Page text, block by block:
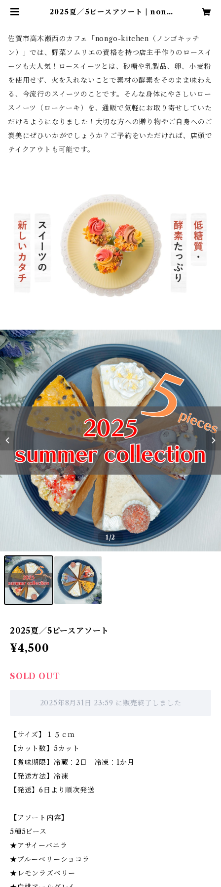
2025夏／5ピースアソート | nong
佐賀市高木瀬西のカフェ「nongo-kitchen（ノンゴキッチ
ン）」では、野菜ソムリエの資格を持つ店主手作りのロースイ
ーツも大人気！ロースイーツとは、砂糖や乳製品、卵、小麦粉
を使用せず、火を入れないことで素材の酵素をそのまま味わえ
る、今流行のスイーツのことです。そんな身体にやさしいロー
スイーツ（ローケーキ）を、通販で気軽にお取り寄せしていた
だけるようになりました！大切な方への贈り物やご自身へのご
褒美にぜひいかがでしょうか？ご予約をいただければ、店頭で
テイクアウトも可能です。
1 /2
2025夏／5ピースアソート
¥4,500
SOLD OUT
2025年8月31日 23:59 に販売終了しました
【サイズ】１５ｃｍ
【カット数】5カット
【賞味期限】冷蔵：2日 冷凍：1か月
【発送方法】冷凍
【発送】6日より順次発送
【アソート内容】
5種5ピース
★アサイーバニラ
★ブルーベリーショコラ
★レモンラズベリー